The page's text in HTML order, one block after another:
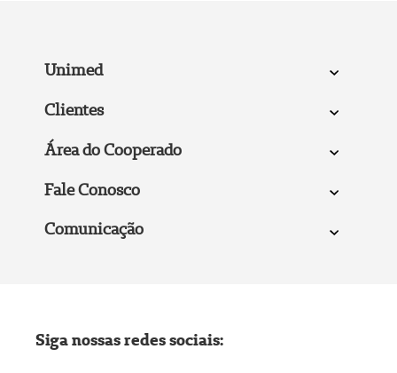
Unimed
Clientes
Área do Cooperado
Fale Conosco
Comunicação
Siga nossas redes sociais: